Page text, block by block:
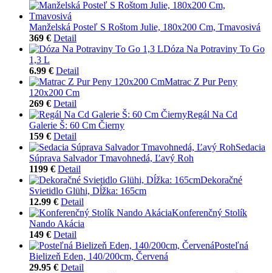
Manželská Posteľ S Roštom Julie, 180x200 Cm, Tmavosivá
369 € Detail
Dóza Na Potraviny To Go
1,3 L
6.99 € Detail
Matrac Z Pur Peny
120x200 Cm
269 € Detail
Regál Na Cd
Galerie Š: 60 Cm Čierny
159 € Detail
Sedacia
Súprava Salvador Tmavohnedá, Ľavý Roh
1199 € Detail
Dekoračné
Svietidlo Glühi, Dĺžka: 165cm
12.99 € Detail
Konferenčný Stolík
Nando Akácia
149 € Detail
Posteľná
Bielizeň Eden, 140/200cm, Červená
29.95 € Detail